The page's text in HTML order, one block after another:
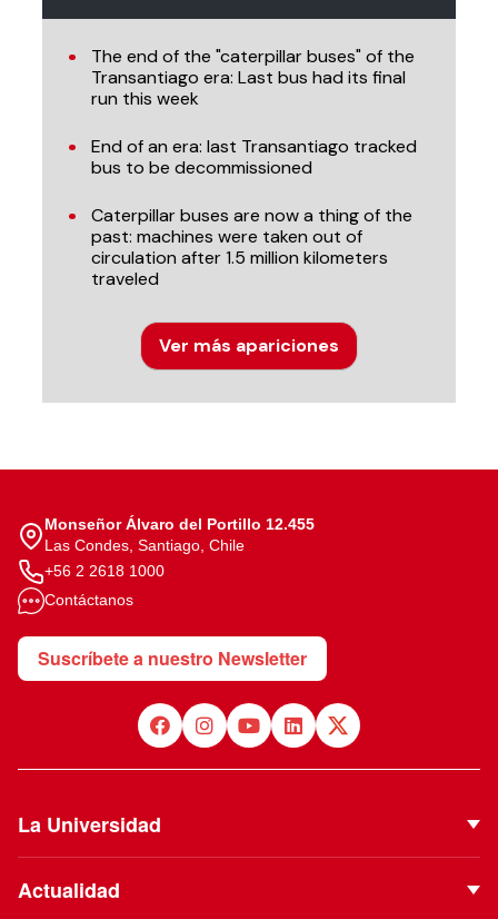
The end of the "caterpillar buses" of the
Transantiago era: Last bus had its final
run this week
End of an era: last Transantiago tracked
bus to be decommissioned
Caterpillar buses are now a thing of the
past: machines were taken out of
circulation after 1.5 million kilometers
traveled
Ver más apariciones
Monseñor Álvaro del Portillo 12.455
Las Condes, Santiago, Chile
+56 2 2618 1000
Contáctanos
Suscríbete a nuestro Newsletter
La Universidad
Actualidad